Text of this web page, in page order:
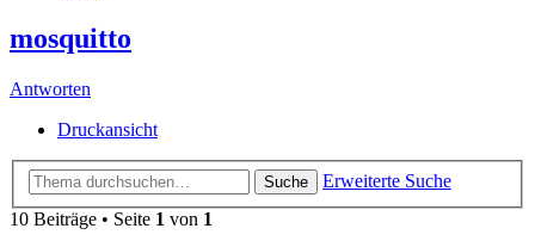
mosquitto
Antworten
Druckansicht
Suche
Erweiterte Suche
10 Beiträge • Seite 1 von 1